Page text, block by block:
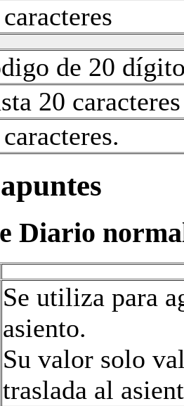
de 20
20
Diario
Se utiliza para
asiento.
Su valor solo
traslada al